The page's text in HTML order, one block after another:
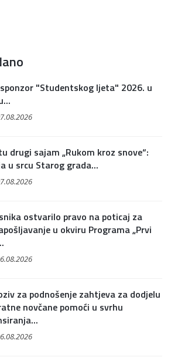
"Studentskog ljeta" 2026. u
drugi sajam „Rukom kroz snove“:
u srcu Starog grada...
ostvarilo pravo na poticaj za
u okviru Programa „Prvi
za podnošenje zahtjeva za dodjelu
novčane pomoći u svrhu